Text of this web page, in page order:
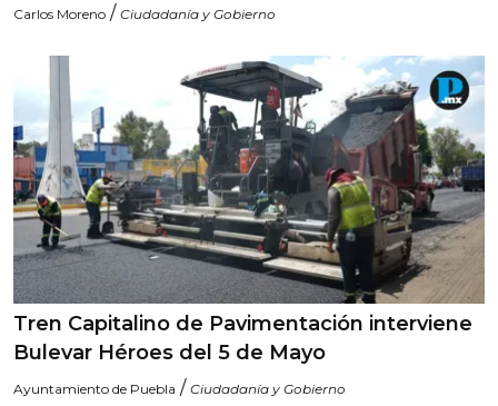
Carlos Moreno / Ciudadanía y Gobierno
Tren Capitalino de Pavimentación interviene
Bulevar Héroes del 5 de Mayo
Ayuntamiento de Puebla / Ciudadanía y Gobierno